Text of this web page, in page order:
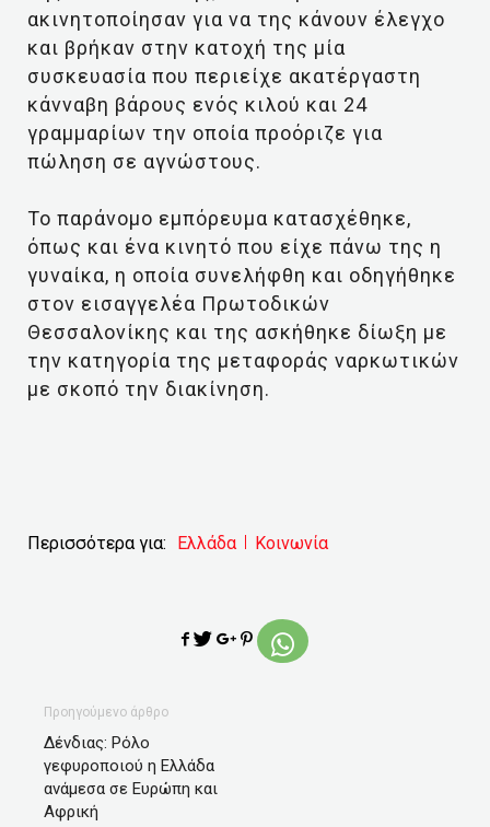
ακινητοποίησαν για να της κάνουν έλεγχο
και βρήκαν στην κατοχή της μία
συσκευασία που περιείχε ακατέργαστη
κάνναβη βάρους ενός κιλού και 24
γραμμαρίων την οποία προόριζε για
πώληση σε αγνώστους.
Το παράνομο εμπόρευμα κατασχέθηκε,
όπως και ένα κινητό που είχε πάνω της η
γυναίκα, η οποία συνελήφθη και οδηγήθηκε
στον εισαγγελέα Πρωτοδικών
Θεσσαλονίκης και της ασκήθηκε δίωξη με
την κατηγορία της μεταφοράς ναρκωτικών
με σκοπό την διακίνηση.
Περισσότερα για: Ελλάδα Κοινωνία
Προηγούμενο άρθρο
Δένδιας: Ρόλο
γεφυροποιού η Ελλάδα
ανάμεσα σε Ευρώπη και
Αφρική